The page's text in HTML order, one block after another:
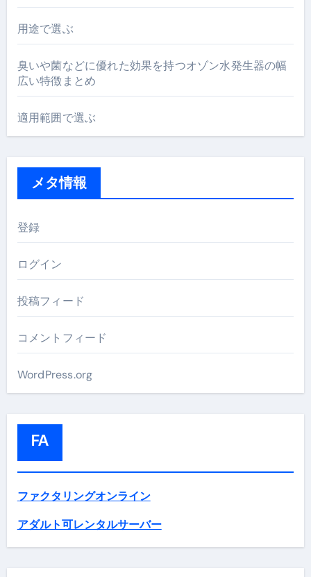
用途で選ぶ
臭いや菌などに優れた効果を持つオゾン水発生器の幅
広い特徴まとめ
適用範囲で選ぶ
メタ情報
登録
ログイン
投稿フィード
コメントフィード
WordPress.org
FA
ファクタリングオンライン
アダルト可レンタルサーバー